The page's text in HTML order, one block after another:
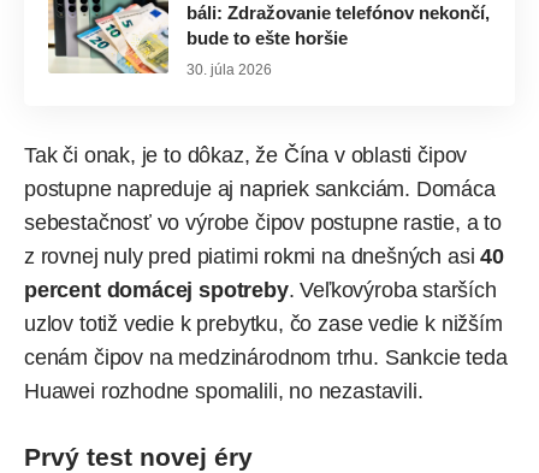
báli: Zdražovanie telefónov nekončí,
bude to ešte horšie
30. júla 2026
Tak či onak, je to dôkaz, že Čína v oblasti čipov
postupne napreduje aj napriek sankciám. Domáca
sebestačnosť vo výrobe čipov postupne rastie, a to
z rovnej nuly pred piatimi rokmi na dnešných asi40
percent domácej spotreby. Veľkovýroba starších
uzlov totiž vedie k prebytku, čo zase vedie k nižším
cenám čipov na medzinárodnom trhu. Sankcie teda
Huawei rozhodne spomalili, no nezastavili.
Prvý test novej éry